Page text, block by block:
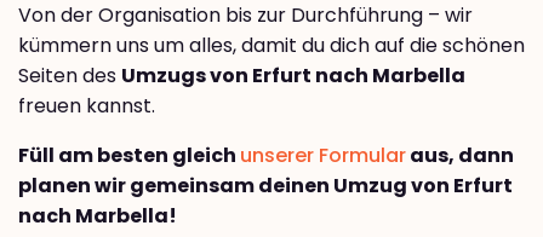
Von der Organisation bis zur Durchführung – wir
kümmern uns um alles, damit du dich auf die schönen
Seiten des Umzugs von Erfurt nach Marbella
freuen kannst.
Füll am besten gleich unserer Formularaus, dann
planen wir gemeinsam deinen Umzug von Erfurt
nach Marbella!